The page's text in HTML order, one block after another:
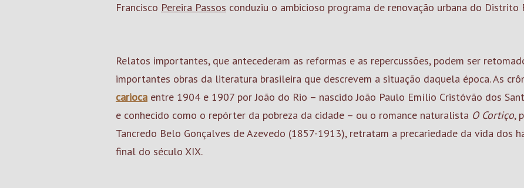
Francisco Pereira Passos conduziu o ambicioso programa de renovação urbana do Distrito
Relatos importantes, que antecederam as reformas e as repercussões, podem ser
importantes obras da literatura brasileira que descrevem a situação daquela época. As
carioca entre 1904 e 1907 por João do Rio – nascido João Paulo Emílio Cristóvão dos
e conhecido como o repórter da pobreza da cidade – ou o romance naturalista O Cortiço,
Tancredo Belo Gonçalves de Azevedo (1857-1913), retratam a precariedade da vida dos
final do século XIX.